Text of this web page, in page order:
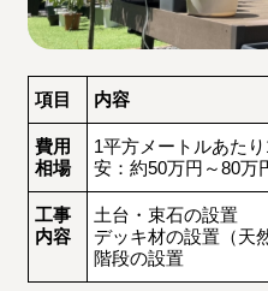
項目 内容
費用
相場
1平方メートルあた
安：約50万円～80万
工事
内容
土台・束石の設置
デッキ材の設置（天
階段の設置